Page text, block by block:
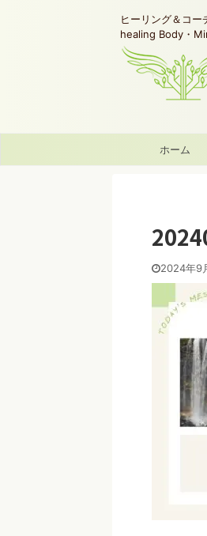
ヒーリング＆コ
healing Body・
ホーム
2024年9